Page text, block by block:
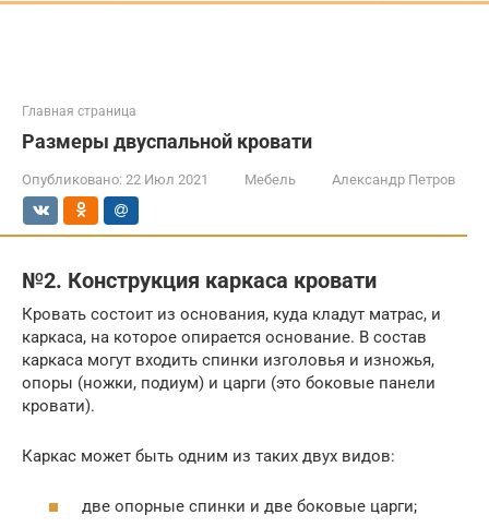
Главная страница
Размеры двуспальной кровати
Опубликовано: 22 Июл 2021 Мебель Александр Петров
№2. Конструкция каркаса кровати
Кровать состоит из основания, куда кладут матрас, и
каркаса, на которое опирается основание. В состав
каркаса могут входить спинки изголовья и изножья,
опоры (ножки, подиум) и царги (это боковые панели
кровати).
Каркас может быть одним из таких двух видов:
две опорные спинки и две боковые царги;